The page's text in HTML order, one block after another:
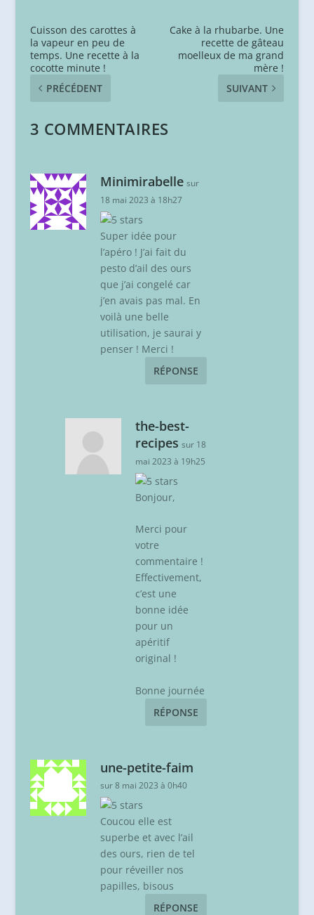
Cuisson des carottes à
la vapeur en peu de
temps. Une recette à la
cocotte minute !
PRÉCÉDENT
Cake à la rhubarbe. Une
recette de gâteau
moelleux de ma grand
mère !
SUIVANT
3 COMMENTAIRES
Minimirabelle sur
18 mai 2023 à 18h27
Super idée pour
l’apéro ! J’ai fait du
pesto d’ail des ours
que j’ai congelé car
j’en avais pas mal. En
voilà une belle
utilisation, je saurai y
penser ! Merci !
RÉPONSE
the-best-
recipes sur 18
mai 2023 à 19h25
Bonjour,
Merci pour
votre
commentaire !
Effectivement,
c’est une
bonne idée
pour un
apéritif
original !
Bonne journée
RÉPONSE
une-petite-faim
sur 8 mai 2023 à 0h40
Coucou elle est
superbe et avec l’ail
des ours, rien de tel
pour réveiller nos
papilles, bisous
RÉPONSE